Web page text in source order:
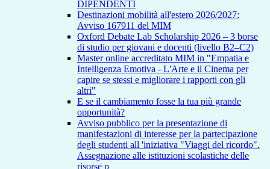
DIPENDENTI
Destinazioni mobilità all'estero 2026/2027:
Avviso 167911 del MIM
Oxford Debate Lab Scholarship 2026 – 3 borse
di studio per giovani e docenti (livello B2–C2)
Master online accreditato MIM in "Empatia e
Intelligenza Emotiva - L'Arte e il Cinema per
capire se stessi e migliorare i rapporti con gli
altri"
E se il cambiamento fosse la tua più grande
opportunità?
Avviso pubblico per la presentazione di
manifestazioni di interesse per la partecipazione
degli studenti all 'iniziativa "Viaggi del ricordo".
Assegnazione alle istituzioni scolastiche delle
risorse p